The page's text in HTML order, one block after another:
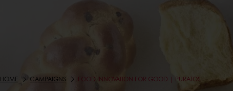
HOME CAMPAIGNS FOOD INNOVATION FOR GOOD | PURATOS